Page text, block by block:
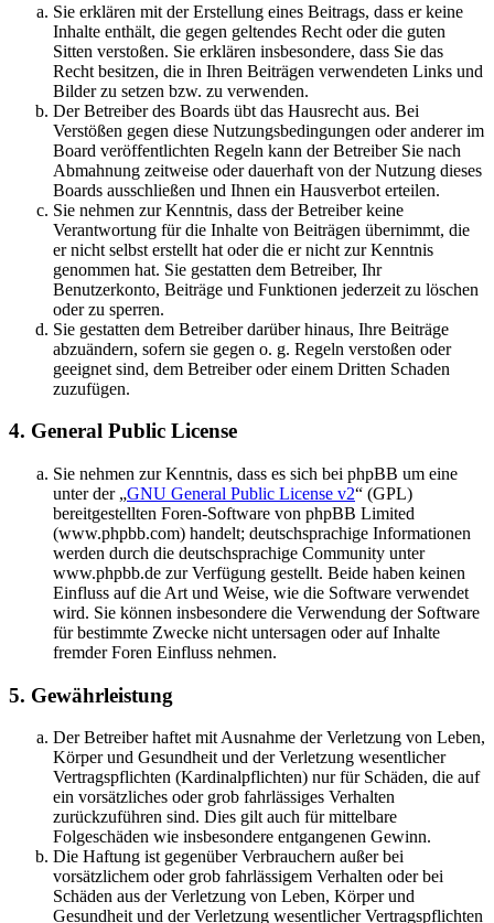
Sie erklären mit der Erstellung eines Beitrags, dass er keine
Inhalte enthält, die gegen geltendes Recht oder die guten
Sitten verstoßen. Sie erklären insbesondere, dass Sie das
Recht besitzen, die in Ihren Beiträgen verwendeten Links und
Bilder zu setzen bzw. zu verwenden.
Der Betreiber des Boards übt das Hausrecht aus. Bei
Verstößen gegen diese Nutzungsbedingungen oder anderer im
Board veröffentlichten Regeln kann der Betreiber Sie nach
Abmahnung zeitweise oder dauerhaft von der Nutzung dieses
Boards ausschließen und Ihnen ein Hausverbot erteilen.
Sie nehmen zur Kenntnis, dass der Betreiber keine
Verantwortung für die Inhalte von Beiträgen übernimmt, die
er nicht selbst erstellt hat oder die er nicht zur Kenntnis
genommen hat. Sie gestatten dem Betreiber, Ihr
Benutzerkonto, Beiträge und Funktionen jederzeit zu löschen
oder zu sperren.
Sie gestatten dem Betreiber darüber hinaus, Ihre Beiträge
abzuändern, sofern sie gegen o. g. Regeln verstoßen oder
geeignet sind, dem Betreiber oder einem Dritten Schaden
zuzufügen.
4. General Public License
Sie nehmen zur Kenntnis, dass es sich bei phpBB um eine
unter der „GNU General Public License v2“ (GPL)
bereitgestellten Foren-Software von phpBB Limited
(www.phpbb.com) handelt; deutschsprachige Informationen
werden durch die deutschsprachige Community unter
www.phpbb.de zur Verfügung gestellt. Beide haben keinen
Einfluss auf die Art und Weise, wie die Software verwendet
wird. Sie können insbesondere die Verwendung der Software
für bestimmte Zwecke nicht untersagen oder auf Inhalte
fremder Foren Einfluss nehmen.
5. Gewährleistung
Der Betreiber haftet mit Ausnahme der Verletzung von Leben,
Körper und Gesundheit und der Verletzung wesentlicher
Vertragspflichten (Kardinalpflichten) nur für Schäden, die auf
ein vorsätzliches oder grob fahrlässiges Verhalten
zurückzuführen sind. Dies gilt auch für mittelbare
Folgeschäden wie insbesondere entgangenen Gewinn.
Die Haftung ist gegenüber Verbrauchern außer bei
vorsätzlichem oder grob fahrlässigem Verhalten oder bei
Schäden aus der Verletzung von Leben, Körper und
Gesundheit und der Verletzung wesentlicher Vertragspflichten